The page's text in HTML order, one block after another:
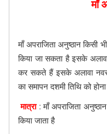
माँ
माँ अपराजिता अनुष्ठान किसी
किया जा सकता है इसके
कर सकते हैं इसके अलावा
का समापन दशमी तिथि को होना
मात्रा: माँ अपराजिता
किया जाता है